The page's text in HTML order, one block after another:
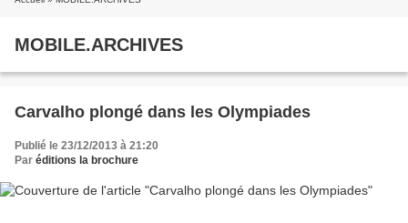
MOBILE.ARCHIVES
Carvalho plongé dans les Olympiades
Publié le 23/12/2013 à 21:20
Par éditions la brochure